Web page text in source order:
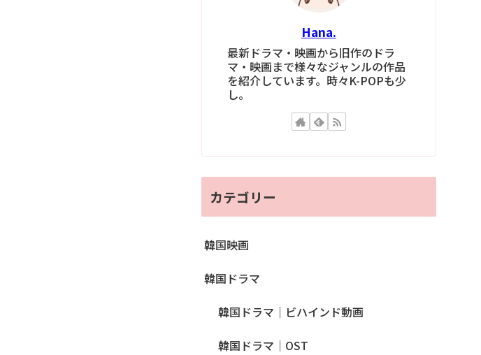
Hana.
最新ドラマ・映画から旧作のドラ
マ・映画まで様々なジャンルの作品
を紹介しています。時々K-POPも少
し。
カテゴリー
韓国映画
韓国ドラマ
韓国ドラマ｜ビハインド動画
韓国ドラマ｜OST